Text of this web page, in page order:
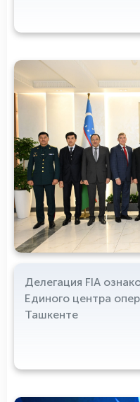
Делегация FIA
Единого центра
Ташкенте